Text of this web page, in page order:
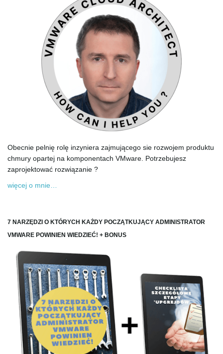
Obecnie pelnię rolę inzyniera zajmującego sie rozwojem produktu
chmury opartej na komponentach VMware. Potrzebujesz
zaprojektować rozwiązanie ?
więcej o mnie…
7 NARZĘDZI O KTÓRYCH KAŻDY POCZĄTKUJĄCY ADMINISTRATOR
VMWARE POWINIEN WIEDZIEĆ! + BONUS